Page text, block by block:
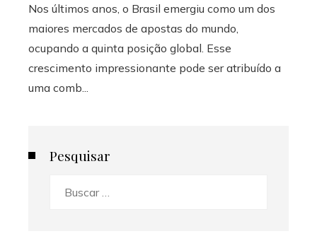
Nos últimos anos, o Brasil emergiu como um dos
maiores mercados de apostas do mundo,
ocupando a quinta posição global. Esse
crescimento impressionante pode ser atribuído a
uma comb...
Pesquisar